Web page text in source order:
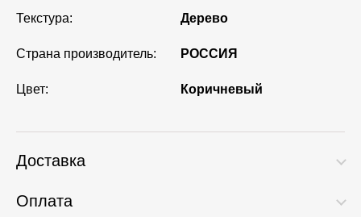
Текстура: Дерево
Страна производитель: РОССИЯ
Цвет: Коричневый
Доставка
Оплата